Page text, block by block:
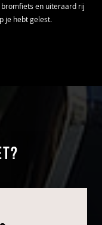
en uiteraard rij
je hebt gelest.